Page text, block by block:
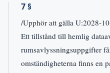
7 §
/Upphör att gälla U:2028-
Ett tillstånd till hemlig
rumsavlyssningsuppgifter
omständigheterna finns en